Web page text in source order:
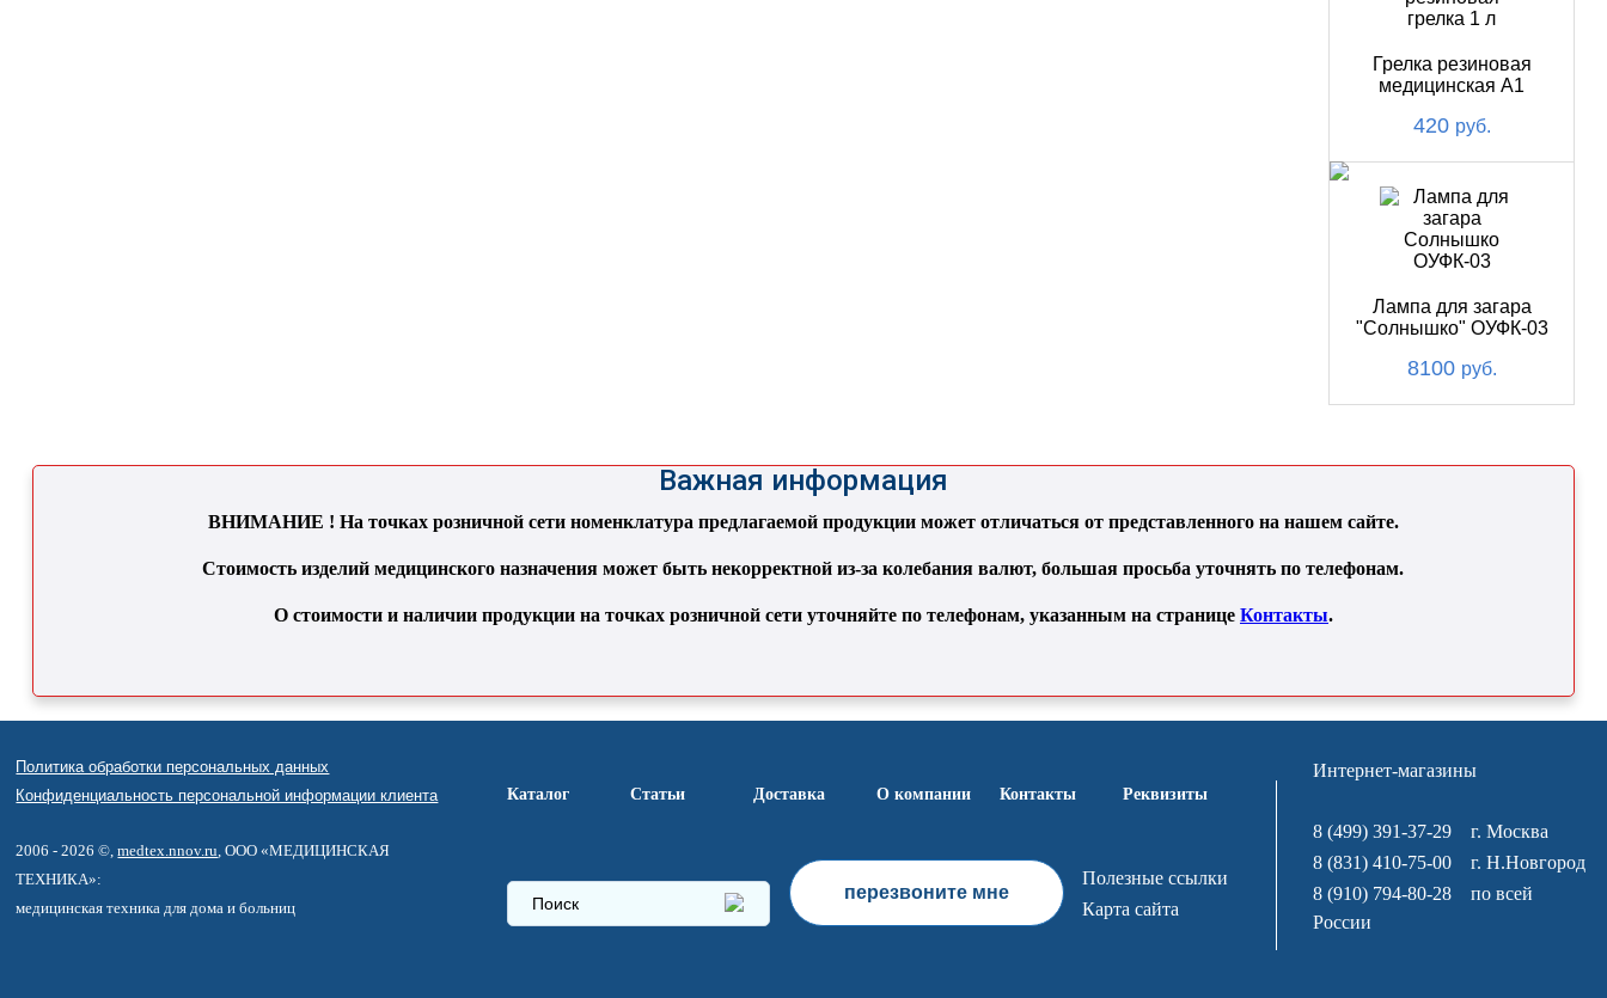
Грелка резиновая
медицинская А1
420 руб.
Лампа для загара
"Солнышко" ОУФК-03
8100 руб.
Важная информация
ВНИМАНИЕ ! На точках розничной сети номенклатура предлагаемой продукции может отличаться от представленного на нашем сайте.
Стоимость изделий медицинского назначения может быть некорректной из-за колебания валют, большая просьба уточнять по телефонам.
О стоимости и наличии продукции на точках розничной сети уточняйте по телефонам, указанным на странице Контакты.
Политика обработки персональных данных
Конфиденциальность персональной информации клиента
2006 - 2026 ©,medtex.nnov.ru, ООО «МЕДИЦИНСКАЯ
ТЕХНИКА»:
медицинская техника для дома и больниц
Каталог Статьи Доставка О компании Контакты Реквизиты
перезвоните мне
Полезные ссылки
Карта сайта
Интернет-магазины
8 (499) 391-37-29 г. Москва
8 (831) 410-75-00 г. Н.Новгород
8 (910) 794-80-28 по всей
России